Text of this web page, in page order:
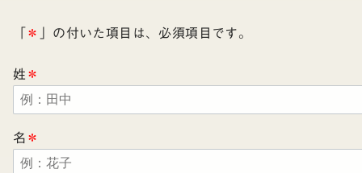
＊ 」の付いた項目は、必須項目です。
姓 ＊
名 ＊